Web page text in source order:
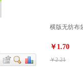
横版无纺布
￥1.70
￥2.21